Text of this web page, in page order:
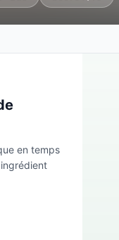
en temps